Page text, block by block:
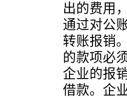
出的费用
通过对公
转账报销
的款项必
企业的报
借款。企